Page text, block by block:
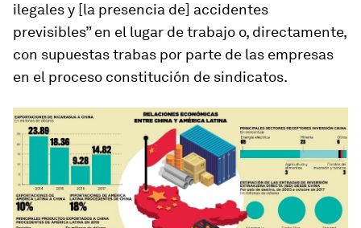
ilegales y [la presencia de] accidentes
previsibles” en el lugar de trabajo o, directamente,
con supuestas trabas por parte de las empresas
en el proceso constitución de sindicatos.